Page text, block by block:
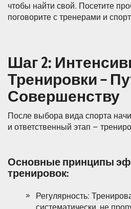
чтобы найти свой. Посетите
поговорите с тренерами и
Шаг 2:
Тренировки –
Совершенству
После выбора вида спорта
и ответственный этап –
Основные принципы
тренировок:
Регулярность: